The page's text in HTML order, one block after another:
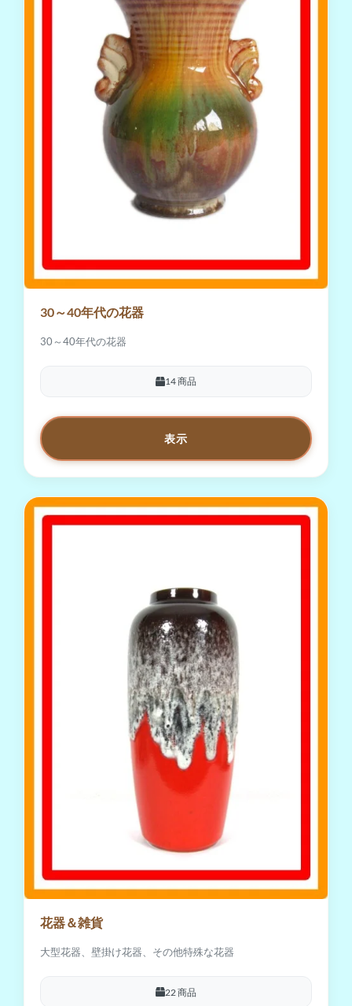
30～40年代の花器
30～40年代の花器
14 商品
表示
花器＆雑貨
大型花器、壁掛け花器、その他特殊な花器
22 商品